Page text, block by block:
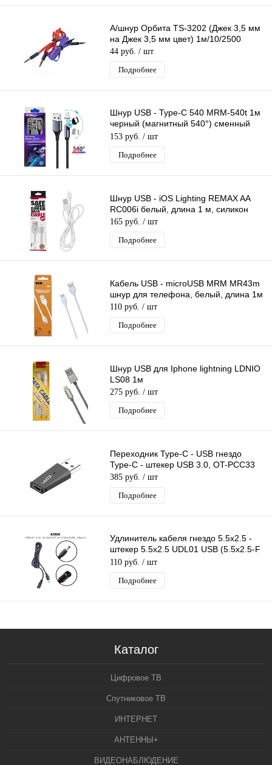
А/шнур Орбита TS-3202 (Джек 3,5 мм
на Джек 3,5 мм цвет) 1м/10/2500
44 руб. / шт
Подробнее
Шнур USB - Type-C 540 MRM-540t 1м
черный (магнитный 540°) сменный
разъем на магните, кабель
153 руб. / шт
Подробнее
Шнур USB - iOS Lighting REMAX AA
RC006i белый, длина 1 м, силикон
165 руб. / шт
Подробнее
Кабель USB - microUSB MRM MR43m
шнур для телефона, белый, длина 1м
110 руб. / шт
Подробнее
Шнур USB для Iphone lightning LDNIO
LS08 1м
275 руб. / шт
Подробнее
Переходник Type-C - USB гнездо
Type-C - штекер USB 3.0, OT-PCC33
385 руб. / шт
Подробнее
Удлинитель кабеля гнездо 5.5x2.5 -
штекер 5.5x2.5 UDL01 USB (5.5x2.5-F
to 5.5x2.5-M) длина 1,5м
110 руб. / шт
Подробнее
Каталог
Цифровое ТВ
Спутниковое ТВ
ИНТЕРНЕТ
АНТЕННЫ+
ВИДЕОНАБЛЮДЕНИЕ